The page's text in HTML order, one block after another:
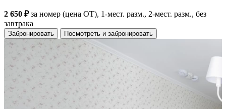
2 650 ₽за номер (цена ОТ), 1-мест. разм., 2-мест. разм., без
завтрака
Забронировать Посмотреть и забронировать